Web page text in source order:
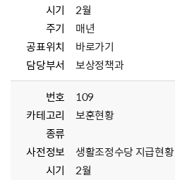
시기
2월
주기
매년
공표위치
바로가기
담당부서
보상정책과
번호
109
카테고리
보훈현황
종류
사전정보
생활조정수당 지급현황
시기
2월